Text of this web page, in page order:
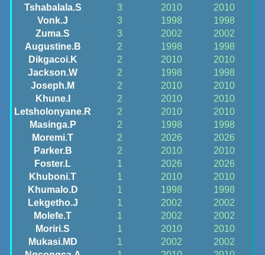
Tshabalala.S
3 2010
2010
Vonk.J
3 1998
1998
Zuma.S
3 2002
2002
Augustine.B
2 1998
1998
Dikgacoi.K
2 2010
2010
Jackson.W
2 1998
1998
Joseph.M
2 2010
2010
Khune.I
2 2010
2010
Letsholonyane.R
2 2010
2010
Masinga.P
2 1998
1998
Moremi.T
2 2026
2026
Parker.B
2 2010
2010
Foster.L
1 2026
2026
Khuboni.T
1 2010
2010
Khumalo.D
1 1998
1998
Lekgetho.J
1 2002
2002
Molefe.T
1 2002
2002
Moriri.S
1 2010
2010
Mukasi.MD
1 2002
2002